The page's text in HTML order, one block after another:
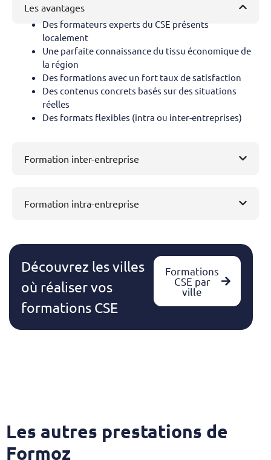
Les avantages
Des formateurs experts du CSE présents
localement
Une parfaite connaissance du tissu économique de
la région
Des formations avec un fort taux de satisfaction
Des contenus concrets basés sur des situations
réelles
Des formats flexibles (intra ou inter-entreprises)
Formation inter-entreprise
Formation intra-entreprise
Découvrez les villes
où réaliser vos
formations CSE
Formations
CSE par
ville
Les autres prestations de
Formoz